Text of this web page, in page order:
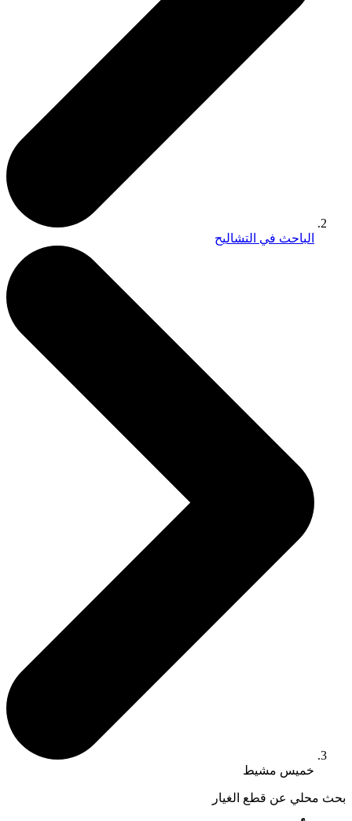
الباحث في التشاليح
خميس مشيط
بحث محلي عن قطع الغيار